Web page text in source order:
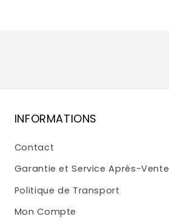
INFORMATIONS
Contact
Garantie et Service Après-Vente
Politique de Transport
Mon Compte